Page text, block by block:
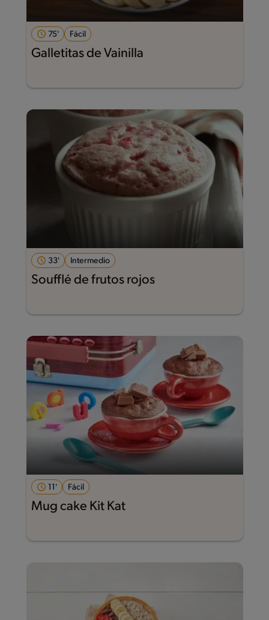
75' Fácil
Galletitas de Vainilla
33' Intermedio
Soufflé de frutos rojos
11' Fácil
Mug cake Kit Kat